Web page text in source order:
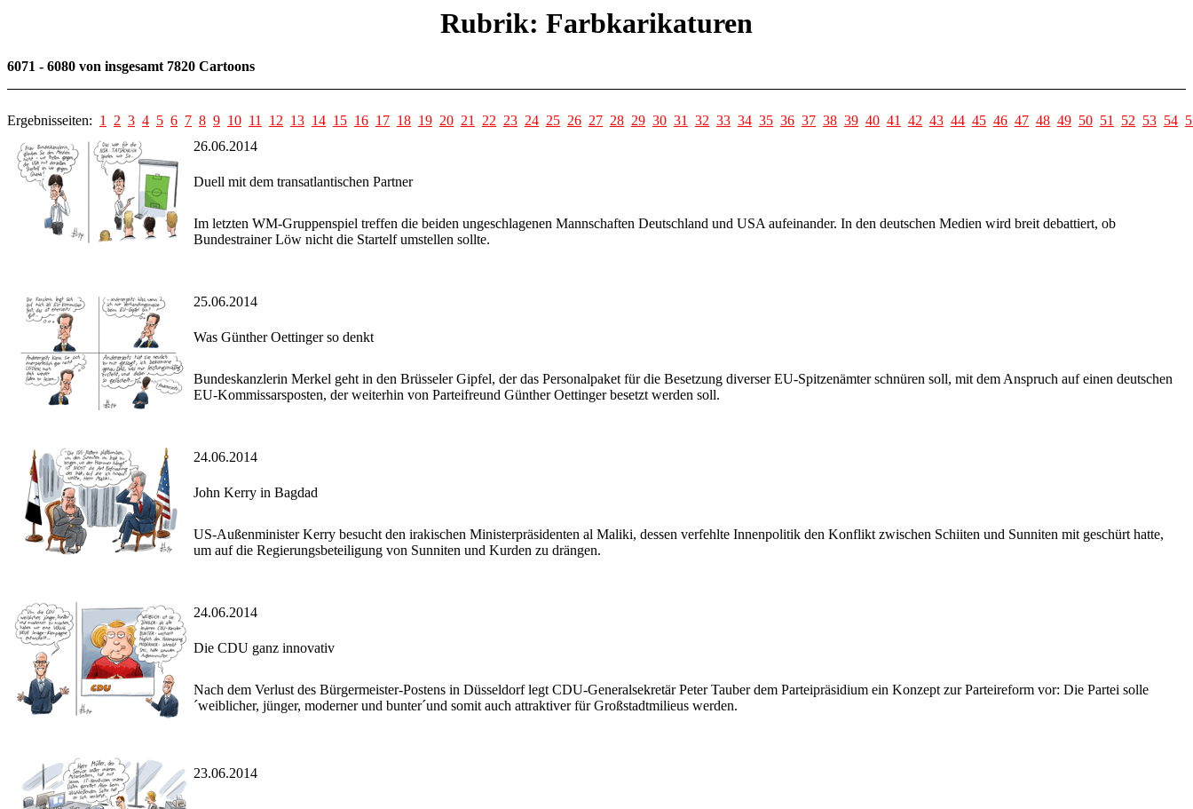
Rubrik: Farbkarikaturen
6071 - 6080 von insgesamt 7820 Cartoons
Ergebnisseiten: 1 2 3 4 5 6 7 8 9 10 11 12 13 14 15 16 17 18 19 20 21 22 23 24 25 26 27 28 29 30 31 32 33 34 35 36 37 38 39 40 41 42 43 44 45 46 47 48 49 50 51 52 53 54
26.06.2014
Duell mit dem transatlantischen Partner
Im letzten WM-Gruppenspiel treffen die beiden ungeschlagenen Mannschaften Deutschland und USA aufeinander. In den deutschen Medien wird breit debattiert, ob
Bundestrainer Löw nicht die Startelf umstellen sollte.
25.06.2014
Was Günther Oettinger so denkt
Bundeskanzlerin Merkel geht in den Brüsseler Gipfel, der das Personalpaket für die Besetzung diverser EU-Spitzenämter schnüren soll, mit dem Anspruch auf einen deutschen
EU-Kommissarsposten, der weiterhin von Parteifreund Günther Oettinger besetzt werden soll.
24.06.2014
John Kerry in Bagdad
US-Außenminister Kerry besucht den irakischen Ministerpräsidenten al Maliki, dessen verfehlte Innenpolitik den Konflikt zwischen Schiiten und Sunniten mit geschürt hatte,
um auf die Regierungsbeteiligung von Sunniten und Kurden zu drängen.
24.06.2014
Die CDU ganz innovativ
Nach dem Verlust des Bürgermeister-Postens in Düsseldorf legt CDU-Generalsekretär Peter Tauber dem Parteipräsidium ein Konzept zur Parteireform vor: Die Partei solle
´weiblicher, jünger, moderner und bunter´und somit auch attraktiver für Großstadtmilieus werden.
23.06.2014